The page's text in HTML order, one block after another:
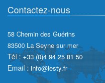
Contactez-nous
58 Chemin des Guérins
83500 La Seyne sur mer
Tél :+33 (0)4 94 25 81 50
Email :info@lesty.fr